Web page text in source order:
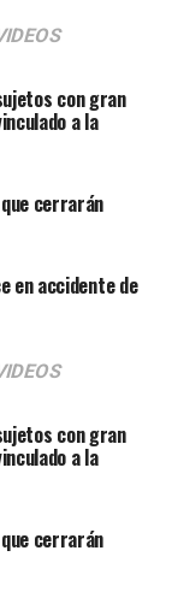
legado
entre ellas 16
la
se suma la
la
de
destinados
secundaria y
resolutiva
275
a 180
para
magnético
12 hospitales
millones de
rescate. «El
la
con gran
a la
cerrarán
en accidente de
con gran
a la
cerrarán